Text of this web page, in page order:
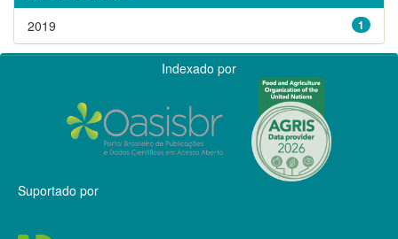
1
2019
Indexado por
Suportado por